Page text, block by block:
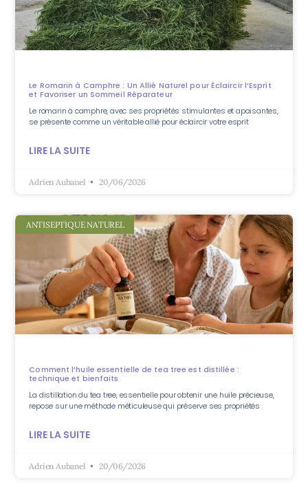
Le Romarin à Camphre : Un Allié Naturel pour Éclaircir l’Esprit
et Favoriser un Sommeil Réparateur
Le romarin à camphre, avec ses propriétés stimulantes et apaisantes,
se présente comme un véritable allié pour éclaircir votre esprit
LIRE LA SUITE
Adrien Aubanel 20/06/2026
ANTISEPTIQUE NATUREL
Comment l’huile essentielle de tea tree est distillée :
technique et bienfaits
La distillation du tea tree, essentielle pour obtenir une huile précieuse,
repose sur une méthode méticuleuse qui préserve ses propriétés
LIRE LA SUITE
Adrien Aubanel 20/06/2026